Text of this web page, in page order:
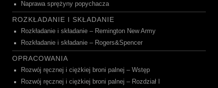
Naprawa sprężyny popychacza
ROZKŁADANIE I SKŁADANIE
Rozkładanie i składanie – Remington New Army
Rozkładanie i składanie – Rogers&Spencer
OPRACOWANIA
Rozwój ręcznej i ciężkiej broni palnej – Wstęp
Rozwój ręcznej i ciężkiej broni palnej – Rozdział I